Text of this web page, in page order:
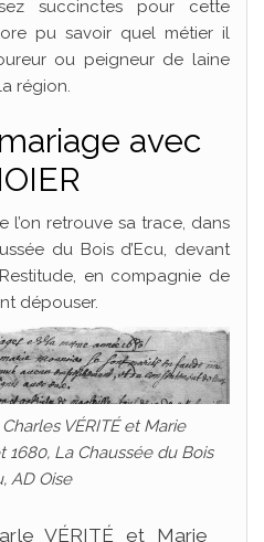
succinctes pour cette
pu savoir quel métier il
ou peigneur de laine
région.
avec
l’on retrouve sa trace, dans
du Bois d’Ecu, devant
en compagnie de
dépouser.
VÉRITÉ et Marie
1680, La Chaussée du Bois
AD Oise
VÉRITÉ et Marie